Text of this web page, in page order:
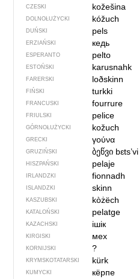
CZESKI kožešina
DOLNOŁUŻYCKI kóžuch
DUŃSKI pels
ERZIAŃSKI кедь
ESPERANTO pelto
ESTOŃSKI karusnahk
FARERSKI loðskinn
FIŃSKI turkki
FRANCUSKI fourrure
FRIULSKI pelice
GÓRNOŁUŻYCKI kožuch
GRECKI γούνα
GRUZIŃSKI ბეწვი bɛtsʼvi
HISZPAŃSKI pelaje
IRLANDZKI fionnadh
ISLANDZKI skinn
KASZUBSKI kòżëch
KATALOŃSKI pelatge
KAZACHSKI ішік
KIRGISKI мех
KORNIJSKI ?
KRYMSKOTATARSKI kürk
KUMYCKI кёрпе